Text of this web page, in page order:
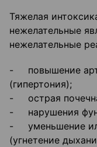
Тяжелая
нежелательные
нежелательные
- повышение
(гипертония);
- острая
- нарушения
- уменьшение
(угнетение